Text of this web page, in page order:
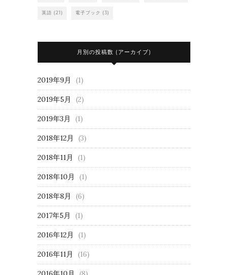
英語 (21) 電子ブック (3)
月別の投稿数 (アーカイブ)
2019年9月 (1)
2019年5月 (2)
2019年3月 (1)
2018年12月 (3)
2018年11月 (1)
2018年10月 (1)
2018年8月 (6)
2017年5月 (1)
2016年12月 (1)
2016年11月 (16)